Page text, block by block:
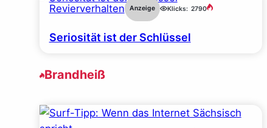
Revierverhalten Anzeige Klicks: 2790
Seriosität ist der Schlüssel
Brandheiß